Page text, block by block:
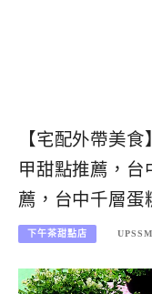
【宅配外帶美
甲甜點推薦，台
薦，台中千層蛋
下午茶甜點店